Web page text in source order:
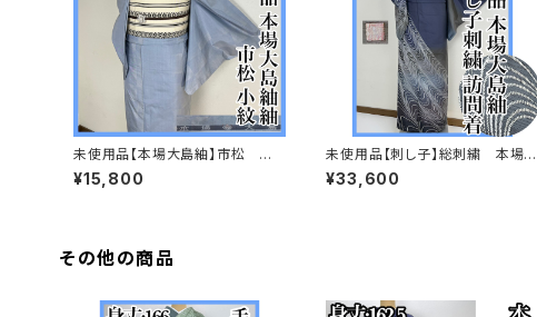
未使用品【本場大島紬】市松 正
絹 小紋 s675
¥15,800
未使用品【刺し子】総刺繍 本場大
島紬 訪問着 正絹 袷 しつけ付s
636
¥33,600
その他の商品